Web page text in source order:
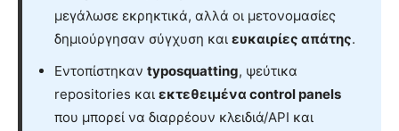
μεγάλωσε εκρηκτικά, αλλά οι μετονομασίες
δημιούργησαν σύγχυση και ευκαιρίες απάτης.
Εντοπίστηκαν typosquatting, ψεύτικα
repositories και εκτεθειμένα control panels
που μπορεί να διαρρέουν κλειδιά/API και